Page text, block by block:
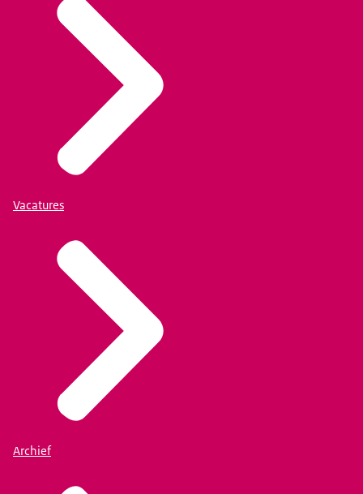
Vacatures
Archief